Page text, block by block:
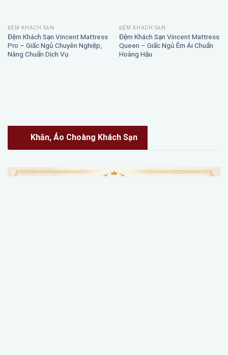
ĐỆM KHÁCH SẠN
Đệm Khách Sạn Vincent Mattress
Pro – Giấc Ngủ Chuyên Nghiệp,
Nâng Chuẩn Dịch Vụ
ĐỆM KHÁCH SẠN
Đệm Khách Sạn Vincent Mattress
Queen – Giấc Ngủ Êm Ái Chuẩn
Hoàng Hậu
Khăn, Áo Choàng Khách Sạn